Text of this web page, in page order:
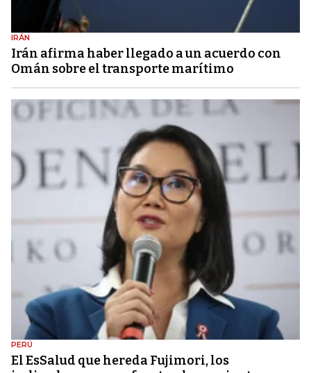
IRÁN
Irán afirma haber llegado a un acuerdo con
Omán sobre el transporte marítimo
PERÚ
El EsSalud que hereda Fujimori, los